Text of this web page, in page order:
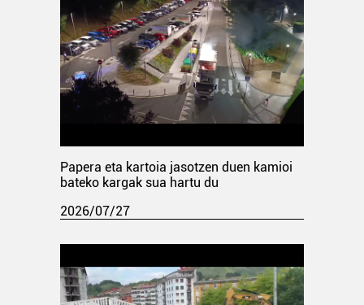
Papera eta kartoia jasotzen duen kamioi
bateko kargak sua hartu du
2026/07/27